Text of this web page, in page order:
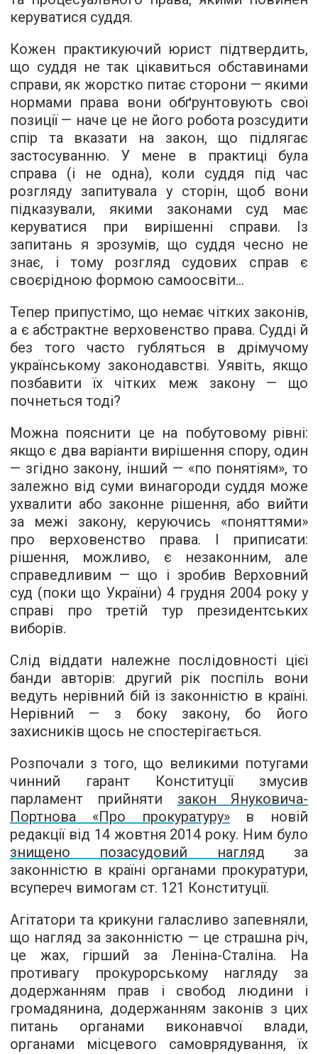
керуватися суддя.
Кожен практикуючий юрист підтвердить,
що суддя не так цікавиться обставинами
справи, як жорстко питає сторони — якими
нормами права вони обґрунтовують свої
позиції — наче це не його робота розсудити
спір та вказати на закон, що підлягає
застосуванню. У мене в практиці була
справа (і не одна), коли суддя під час
розгляду запитувала у сторін, щоб вони
підказували, якими законами суд має
керуватися при вирішенні справи. Із
запитань я зрозумів, що суддя чесно не
знає, і тому розгляд судових справ є
своєрідною формою самоосвіти...
Тепер припустімо, що немає чітких законів,
а є абстрактне верховенство права. Судді й
без того часто губляться в дрімучому
українському законодавстві. Уявіть, якщо
позбавити їх чітких меж закону — що
почнеться тоді?
Можна пояснити це на побутовому рівні:
якщо є два варіанти вирішення спору, один
— згідно закону, інший — «по понятіям», то
залежно від суми винагороди суддя може
ухвалити або законне рішення, або вийти
за межі закону, керуючись «поняттями»
про верховенство права. І приписати:
рішення, можливо, є незаконним, але
справедливим — що і зробив Верховний
суд (поки що України) 4 грудня 2004 року у
справі про третій тур президентських
виборів.
Слід віддати належне послідовності цієї
банди авторів: другий рік поспіль вони
ведуть нерівний бій із законністю в країні.
Нерівний — з боку закону, бо його
захисників щось не спостерігається.
Розпочали з того, що великими потугами
чинний гарант Конституції змусив
парламент прийняти закон Януковича-
Портнова «Про прокуратуру»в новій
редакції від 14 жовтня 2014 року. Ним було
знищено позасудовий нагляд за
законністю в країні органами прокуратури,
всупереч вимогам ст. 121 Конституції.
Агітатори та крикуни галасливо запевняли,
що нагляд за законністю — це страшна річ,
це жах, гірший за Леніна-Сталіна. На
противагу прокурорському нагляду за
додержанням прав і свобод людини і
громадянина, додержанням законів з цих
питань органами виконавчої влади,
органами місцевого самоврядування, їх